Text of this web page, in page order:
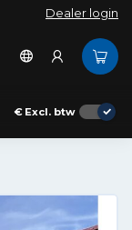
Dealer login
€ Excl. btw